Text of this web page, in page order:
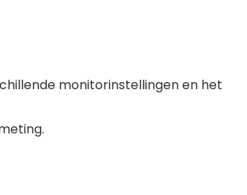
monitorinstellingen en het